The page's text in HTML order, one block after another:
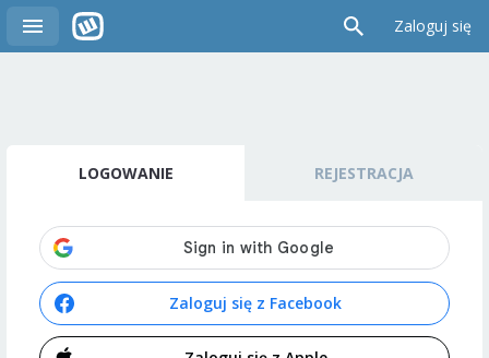
Zaloguj się
LOGOWANIE REJESTRACJA
Zaloguj się z Facebook